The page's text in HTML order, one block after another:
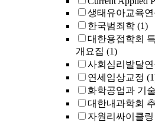
생태유아교육연
한국범죄학 (1)
대한용접학회
개요집 (1)
사회심리발달연
연세임상교정
화학공업과 기술
대한내과학회
자원리싸이클링